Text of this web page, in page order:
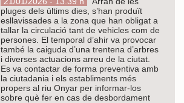
pluges dels últims dies, s’han produït
esllavissades a la zona que han obligat a
tallar la circulació tant de vehicles com de
persones. El temporal d’ahir va provocar
també la caiguda d’una trentena d’arbres
i diverses actuacions arreu de la ciutat.
Es va contactar de forma preventiva amb
la ciutadania i els establiments més
propers al riu Onyar per informar-los
sobre què fer en cas de desbordament